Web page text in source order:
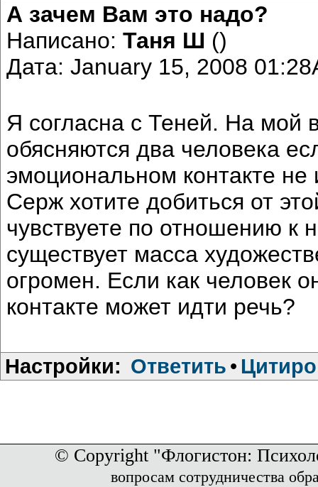
А зачем Вам это надо?
Написано: Таня Ш ()
Дата: January 15, 2008
Я согласна с Теней. На мой
обясняются два человека
эмоциональном контакте
Серж хотите добиться от
чувствуете по отношению к
существует масса
огромен. Если как человек
контакте может идти речь?
Настройки: Ответить •
© Copyright "Флогистон:
вопросам сотрудничества